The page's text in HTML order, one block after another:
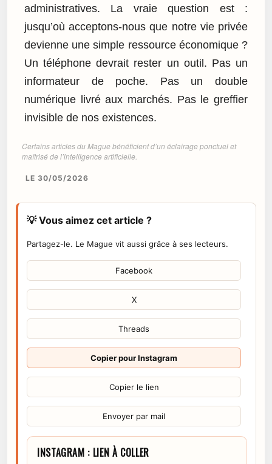
administratives. La vraie question est :
jusqu’où acceptons-nous que notre vie privée
devienne une simple ressource économique ?
Un téléphone devrait rester un outil. Pas un
informateur de poche. Pas un double
numérique livré aux marchés. Pas le greffier
invisible de nos existences.
Certains articles du Mague bénéficient d’un éclairage ponctuel et
maîtrisé de l’intelligence artificielle.
LE 30/05/2026
💡 Vous aimez cet article ?
Partagez-le. Le Mague vit aussi grâce à ses lecteurs.
Facebook
X
Threads
Copier pour Instagram
Copier le lien
Envoyer par mail
INSTAGRAM : LIEN À COLLER